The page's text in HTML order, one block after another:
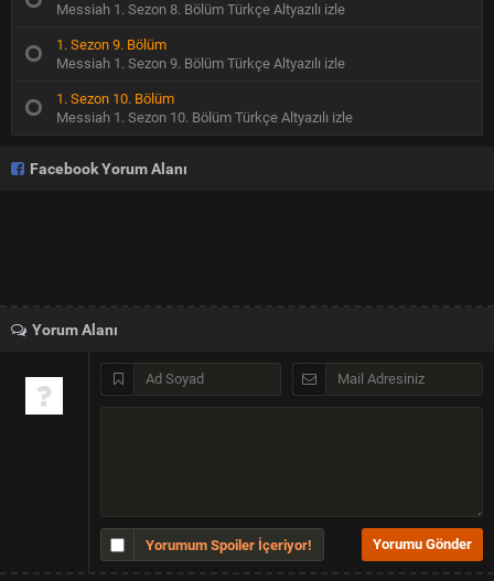
Messiah 1. Sezon 8. Bölüm Türkçe Altyazılı izle
1. Sezon 9. Bölüm
Messiah 1. Sezon 9. Bölüm Türkçe Altyazılı izle
1. Sezon 10. Bölüm
Messiah 1. Sezon 10. Bölüm Türkçe Altyazılı izle
Facebook Yorum Alanı
Yorum Alanı
Yorumum Spoiler İçeriyor!